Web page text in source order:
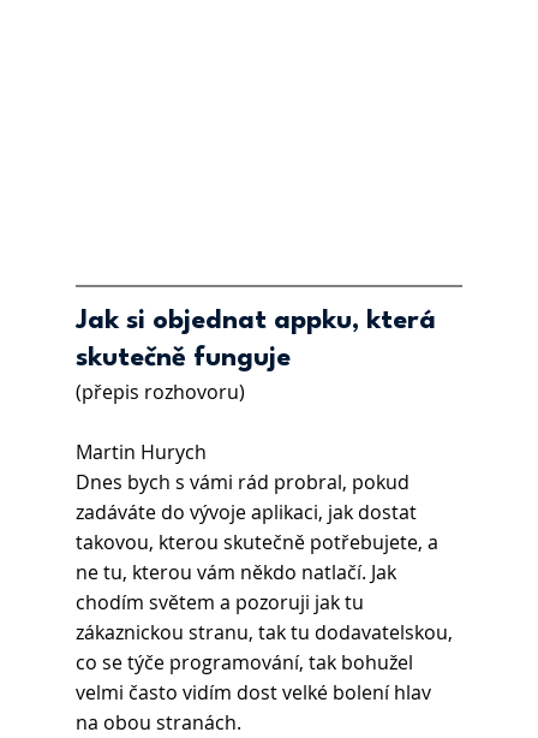
Jak si objednat appku, která
skutečně funguje
(přepis rozhovoru)
Martin Hurych
Dnes bych s vámi rád probral, pokud
zadáváte do vývoje aplikaci, jak dostat
takovou, kterou skutečně potřebujete, a
ne tu, kterou vám někdo natlačí. Jak
chodím světem a pozoruji jak tu
zákaznickou stranu, tak tu dodavatelskou,
co se týče programování, tak bohužel
velmi často vidím dost velké bolení hlav
na obou stranách.